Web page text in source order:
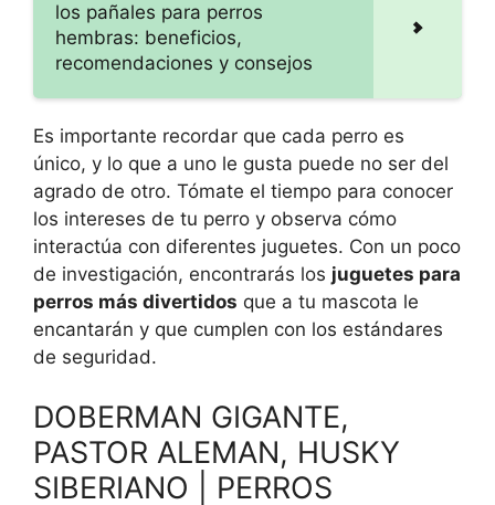
los pañales para perros
hembras: beneficios,
recomendaciones y consejos
Es importante recordar que cada perro es
único, y lo que a uno le gusta puede no ser del
agrado de otro. Tómate el tiempo para conocer
los intereses de tu perro y observa cómo
interactúa con diferentes juguetes. Con un poco
de investigación, encontrarás los juguetes para
perros más divertidos que a tu mascota le
encantarán y que cumplen con los estándares
de seguridad.
DOBERMAN GIGANTE,
PASTOR ALEMAN, HUSKY
SIBERIANO | PERROS